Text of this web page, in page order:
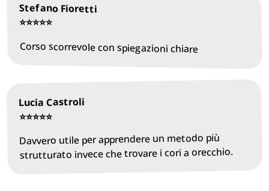
Stefano Fioretti
⭐️⭐️⭐️⭐️⭐️
Corso scorrevole con spiegazioni chiare
Lucia Castroli
⭐️⭐️⭐️⭐️⭐️
Davvero utile per apprendere un metodo più
strutturato invece che trovare i cori a orecchio.